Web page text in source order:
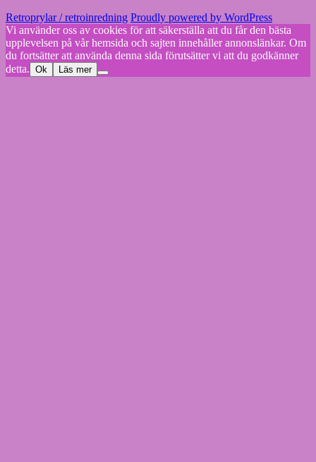
Retroprylar / retroinredning Proudly powered by WordPress
Vi använder oss av cookies för att säkerställa att du får den bästa
upplevelsen på vår hemsida och sajten innehåller annonslänkar. Om
du fortsätter att använda denna sida förutsätter vi att du godkänner
detta. Ok Läs mer